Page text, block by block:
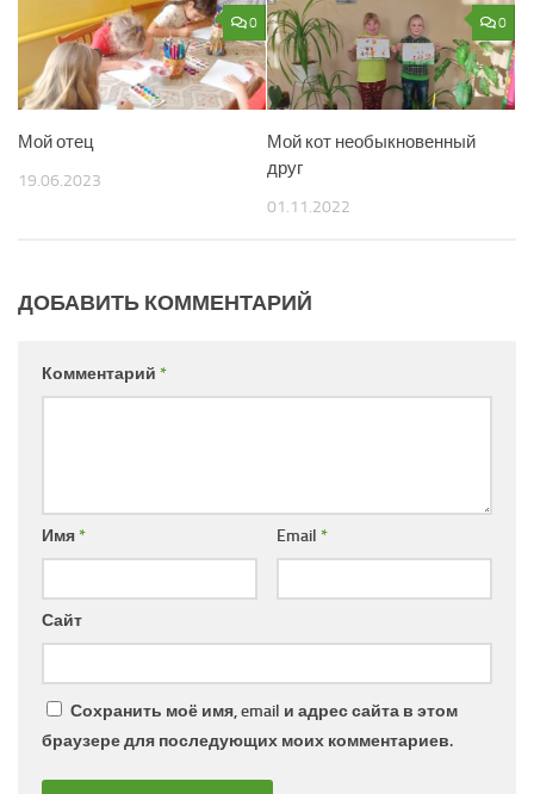
0
Мой отец
19.06.2023
0
Мой кот необыкновенный
друг
01.11.2022
ДОБАВИТЬ КОММЕНТАРИЙ
Комментарий *
Имя* Email *
Сайт
Сохранить моё имя, email и адрес сайта в этом
браузере для последующих моих комментариев.